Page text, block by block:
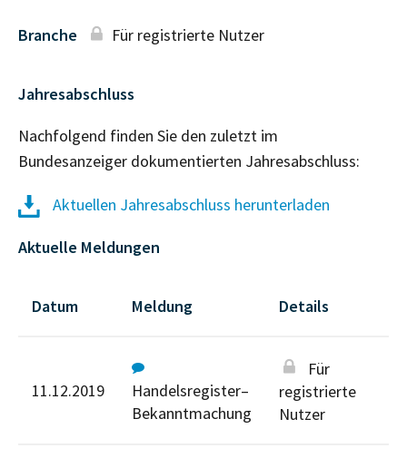
Branche Für registrierte Nutzer
Jahresabschluss
Nachfolgend finden Sie den zuletzt im
Bundesanzeiger dokumentierten Jahresabschluss:
Aktuellen Jahresabschluss herunterladen
Aktuelle Meldungen
Datum Meldung Details
11.12.2019
Handelsregister–
Bekanntmachung
Für
registrierte
Nutzer